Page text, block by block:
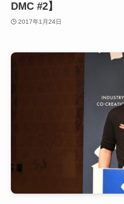
DMC #2】
2017年1月24日